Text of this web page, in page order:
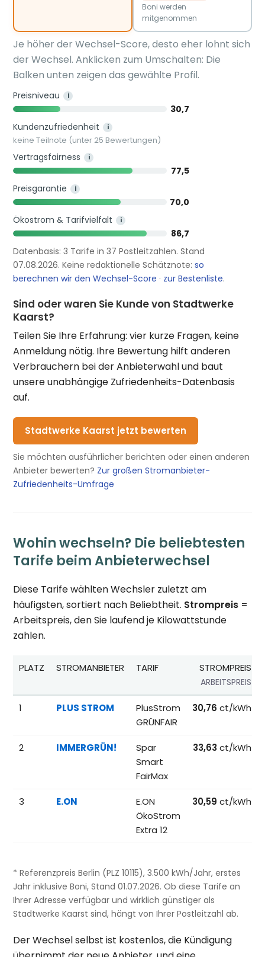
Boni werden
mitgenommen
Je höher der Wechsel-Score, desto eher lohnt sich
der Wechsel. Anklicken zum Umschalten: Die
Balken unten zeigen das gewählte Profil.
Preisniveau i
30,7
Kundenzufriedenheit
i
keine Teilnote (unter 25 Bewertungen)
Vertragsfairness i
77,5
Preisgarantie
i
70,0
Ökostrom & Tarifvielfalt
i
86,7
Datenbasis: 3 Tarife in 37 Postleitzahlen. Stand
07.08.2026. Keine redaktionelle Schätznote:so
berechnen wir den Wechsel-Score · zur Bestenliste.
Sind oder waren Sie Kunde von Stadtwerke
Kaarst?
Teilen Sie Ihre Erfahrung: vier kurze Fragen, keine
Anmeldung nötig. Ihre Bewertung hilft anderen
Verbrauchern bei der Anbieterwahl und baut
unsere unabhängige Zufriedenheits-Datenbasis
auf.
Stadtwerke Kaarst jetzt bewerten
Sie möchten ausführlicher berichten oder einen anderen
Anbieter bewerten? Zur großen Stromanbieter-
Zufriedenheits-Umfrage
Wohin wechseln? Die beliebtesten
Tarife beim Anbieterwechsel
Diese Tarife wählten Wechsler zuletzt am
häufigsten, sortiert nach Beliebtheit. Strompreis =
Arbeitspreis, den Sie laufend je Kilowattstunde
zahlen.
Beliebteste Tarife beim Anbieterwechsel;
PLATZ STROMANBIETER TARIF STROMPREIS
ARBEITSPREIS
1 PLUS STROM
PlusStrom
GRÜNFAIR
30,76 ct/kWh
2 IMMERGRÜN!
Spar
Smart
FairMax
33,63 ct/kWh
3 E.ON
E.ON
ÖkoStrom
Extra 12
30,59 ct/kWh
* Referenzpreis Berlin (PLZ 10115), 3.500 kWh/Jahr, erstes
Jahr inklusive Boni, Stand 01.07.2026. Ob diese Tarife an
Ihrer Adresse verfügbar und wirklich günstiger als
Stadtwerke Kaarst sind, hängt von Ihrer Postleitzahl ab.
Der Wechsel selbst ist kostenlos, die Kündigung